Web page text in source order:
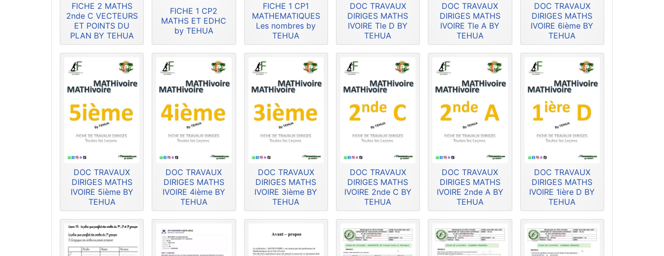
FICHE 2 MATHS
2nde C VECTEURS
ET POINTS DU
PLAN BY TEHUA
FICHE 1 CP2
MATHS ET EDHC
by TEHUA
FICHE 1 CP1
MATHEMATIQUES
Les nombres by
TEHUA
DOC TRAVAUX
DIRIGES MATHS
IVOIRE Tle D BY
TEHUA
DOC TRAVAUX
DIRIGES MATHS
IVOIRE Tle A BY
TEHUA
DOC TRAVAUX
DIRIGES MATHS
IVOIRE 6ième BY
TEHUA
DOC TRAVAUX
DIRIGES MATHS
IVOIRE 5ième BY
TEHUA
DOC TRAVAUX
DIRIGES MATHS
IVOIRE 4ième BY
TEHUA
DOC TRAVAUX
DIRIGES MATHS
IVOIRE 3ième BY
TEHUA
DOC TRAVAUX
DIRIGES MATHS
IVOIRE 2nde C BY
TEHUA
DOC TRAVAUX
DIRIGES MATHS
IVOIRE 2nde A BY
TEHUA
DOC TRAVAUX
DIRIGES MATHS
IVOIRE 1ière D BY
TEHUA